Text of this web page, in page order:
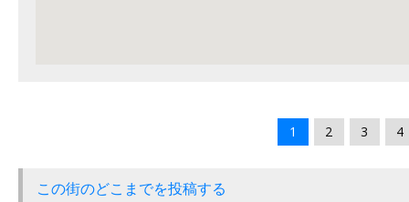
1 2 3 4
この街のどこまでを投稿する